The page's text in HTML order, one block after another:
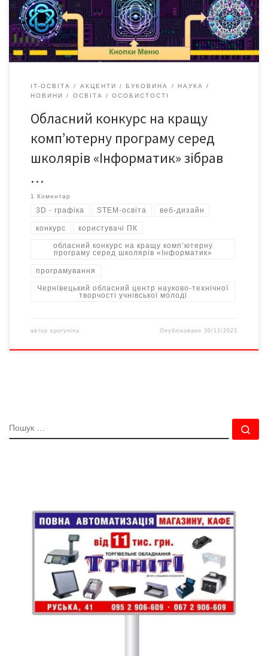
номінації готували одне домашнє завдання на вибір на загальну
тему «Технічний винахід, який […]
IT-ОСВІТА АКЦЕНТИ БУКОВИНА
НАУКА
НОВИНИ
ОСВІТА ОСОБИСТОСТІ
Обласний конкурс на кращу
комп’ютерну програму серед
школярів «Інформатик» зібрав
…
1 Коментар
3D - графіка STEM-освіта веб-дизайн
конкурс користувачі ПК
обласний конкурс на кращу комп’ютерну
програму серед школярів «Інформатик»
програмування
Чернівецький обласний центр науково-технічної
творчості учнівської молоді
автор sporynina Опубліковано30/12/2023
ПОШУК